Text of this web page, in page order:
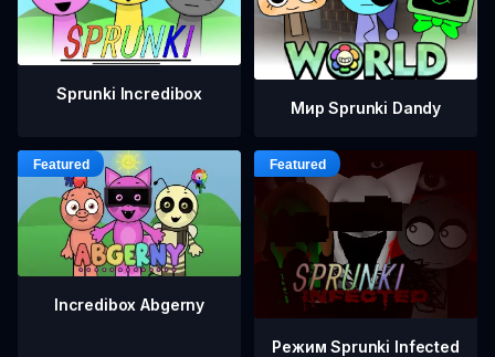
Sprunki Incredibox
Мир Sprunki Dandy
Incredibox Abgerny
Режим Sprunki Infected